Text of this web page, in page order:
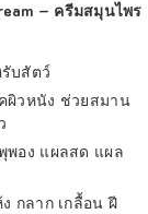
– ครีมสมุนไพร
บสัตว์
ผิวหนัง ช่วยสมาน
พอง แผลสด แผล
กลาก เกลื้อน ฝี